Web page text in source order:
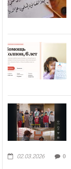
02.03.2026 0